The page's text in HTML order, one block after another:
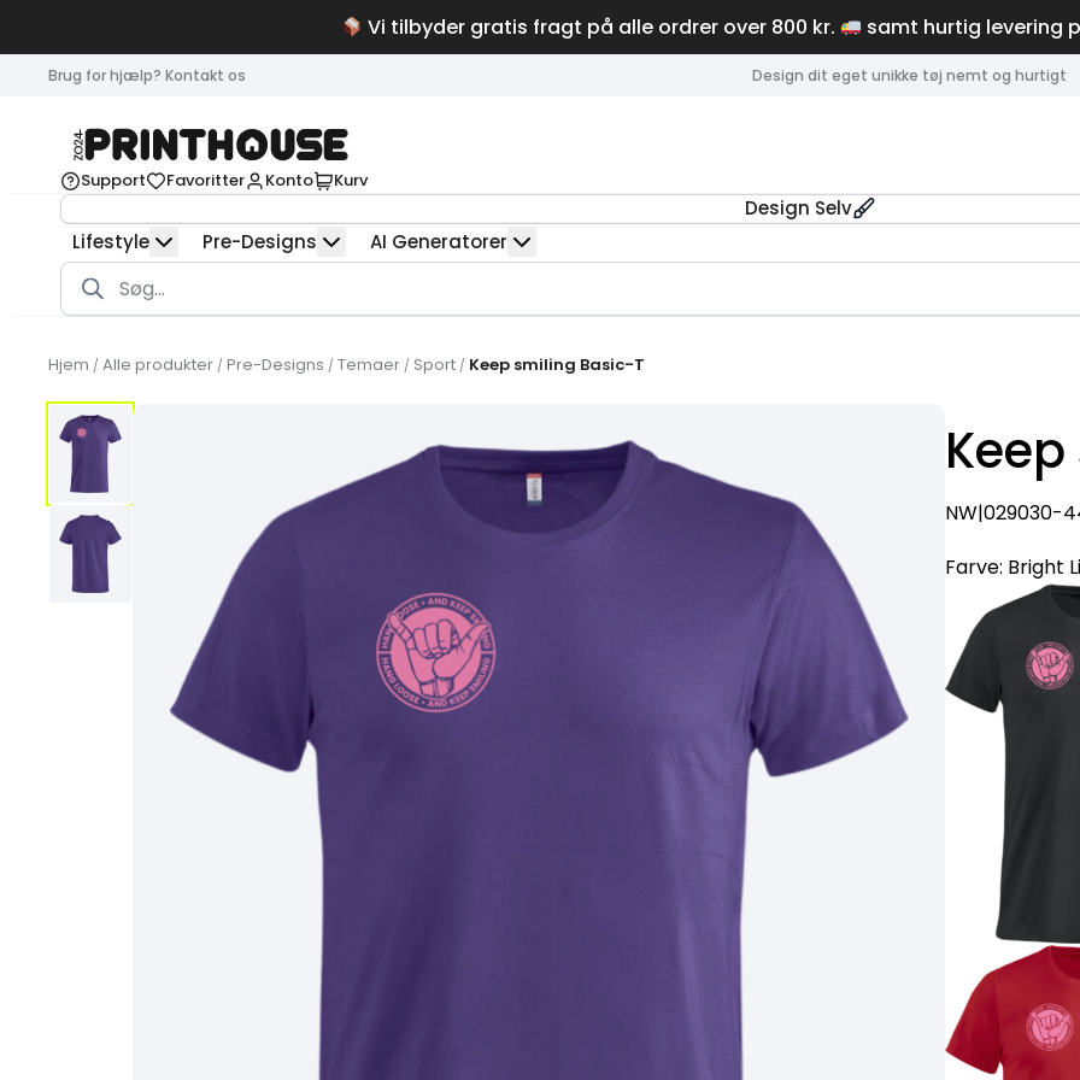
Vi tilbyder gratis fragt på alle ordrer over 800 kr. samt hurtig levering
Brug for hjælp? Kontakt os Design dit eget unikke tøj nemt og hurtigt
Support Favoritter Konto Kurv
Design Selv
Lifestyle
Pre-Designs AI Generatorer
Products
search
Hjem / Alle produkter / Pre-Designs / Temaer / Sport / Keep smiling Basic-T
NW|029030-
Farve: Bright